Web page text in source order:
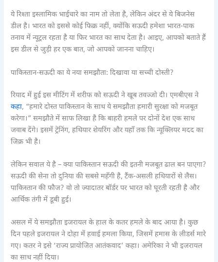
ये रिश्ता इस्लामिक भाईचारे का नाम तो लेता है, लेकिन अंदर से ये बिजनेस
डील है। भारत को इससे कोई फिक्र नहीं, क्योंकि सऊदी हमेशा भारत-पाक
तनाव में न्यूट्रल रहता है या फिर भारत का साथ देता है। आइए, आपको बताते हैं
इस डील से जुड़ी हर एक बात, जो आपको जानना चाहिए।
पाकिस्तान-सऊदी का ये नया समझौता: दिखावा या सच्ची दोस्ती?
रियाद में हुई इस मीटिंग में शरीफ को सऊदी ने खूब तवज्जो दी। एमबीएस ने
कहा, “हमारे दोस्त पाकिस्तान के साथ ये समझौता हमारी सुरक्षा को मजबूत
करेगा।” समझौते में साफ लिखा है कि बाहरी हमले पर दोनों देश एक साथ
जवाब देंगे। इसमें ट्रेनिंग, हथियार शेयरिंग और यहाँ तक कि न्यूक्लियर मदद का
जिक्र भी है।
लेकिन सवाल ये है – क्या पाकिस्तान सऊदी की इतनी मजबूत ढाल बन पाएगा?
सऊदी की सेना तो दुनिया की सबसे महँगी है, टैंक-असली हथियारों से लैस।
पाकिस्तान की फौज? वो तो ज्यादातर बॉर्डर पर भारत को घूरती रहती है और
आर्थिक तंगी में डूबी हुई।
असल में ये समझौता इजरायल के हाल के कतर हमले के बाद आया है। कुछ
दिन पहले इजरायल ने दोहा में हवाई हमला किया, जिसमें हमास के लीडर्स मारे
गए। कतर ने इसे ‘राज्य प्रायोजित आतंकवाद’ कहा। अमेरिका ने भी इजरायल
का साथ नहीं दिया।